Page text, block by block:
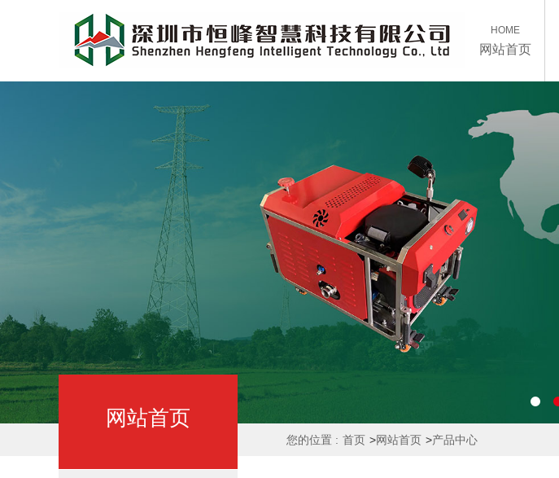
HOME
网站首页
您的位置 : 首页 >网站首页 >产品中心
网站首页